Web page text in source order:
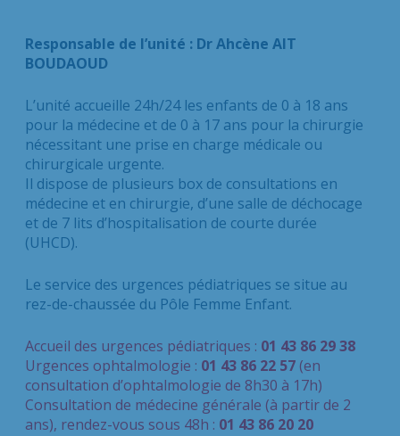
Responsable de l’unité : Dr Ahcène AIT
BOUDAOUD
L’unité accueille 24h/24 les enfants de 0 à 18 ans
pour la médecine et de 0 à 17 ans pour la chirurgie
nécessitant une prise en charge médicale ou
chirurgicale urgente.
Il dispose de plusieurs box de consultations en
médecine et en chirurgie, d’une salle de déchocage
et de 7 lits d’hospitalisation de courte durée
(UHCD).
Le service des urgences pédiatriques se situe au
rez-de-chaussée du Pôle Femme Enfant.
Accueil des urgences pédiatriques : 01 43 86 29 38
Urgences ophtalmologie : 01 43 86 22 57 (en
consultation d’ophtalmologie de 8h30 à 17h)
Consultation de médecine générale (à partir de 2
ans), rendez-vous sous 48h : 01 43 86 20 20